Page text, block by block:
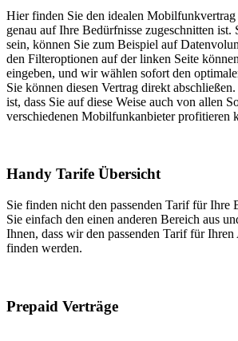
Hier finden Sie den idealen
genau auf Ihre Bedürfnisse zugeschnitten
sein, können Sie zum Beispiel auf
den Filteroptionen auf der linken Seite
eingeben, und wir wählen sofort den
Sie können diesen Vertrag direkt
ist, dass Sie auf diese Weise auch von allen
verschiedenen Mobilfunkanbieter profitieren
Handy Tarife Übersicht
Sie finden nicht den passenden Tarif für Ihre
Sie einfach den einen anderen Bereich aus
Ihnen, dass wir den passenden Tarif für
finden werden.
Prepaid Verträge